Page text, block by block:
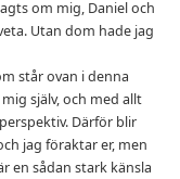
om mig, Daniel och
Utan dom hade jag
står ovan i denna
själv, och med allt
Därför blir
jag föraktar er, men
en sådan stark känsla